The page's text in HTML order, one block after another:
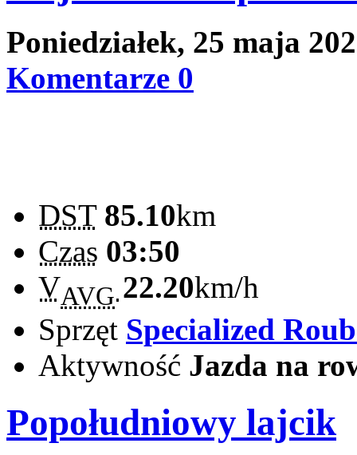
Poniedziałek, 25 maja
Komentarze 0
DST 85.10km
Czas 03:50
VAVG 22.20km/h
Sprzęt Specialized
Aktywność Jazda na
Popołudniowy lajcik